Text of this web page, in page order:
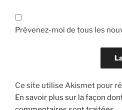
Prévenez-moi de tous les
Ce site utilise Akismet pour
En savoir plus sur la façon